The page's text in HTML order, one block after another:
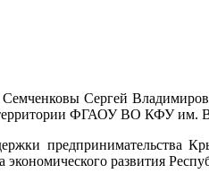
Сергей
ФГАОУ ВО КФУ им.
предпринимательства
развития